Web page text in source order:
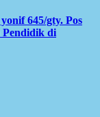
645/gty. Pos
Pendidik di